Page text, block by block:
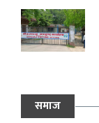
समाज